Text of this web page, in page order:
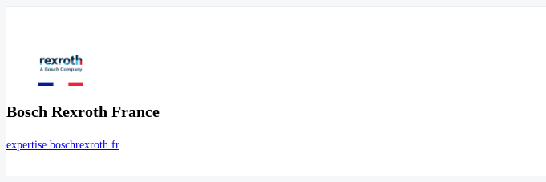
Bosch Rexroth France
expertise.boschrexroth.fr